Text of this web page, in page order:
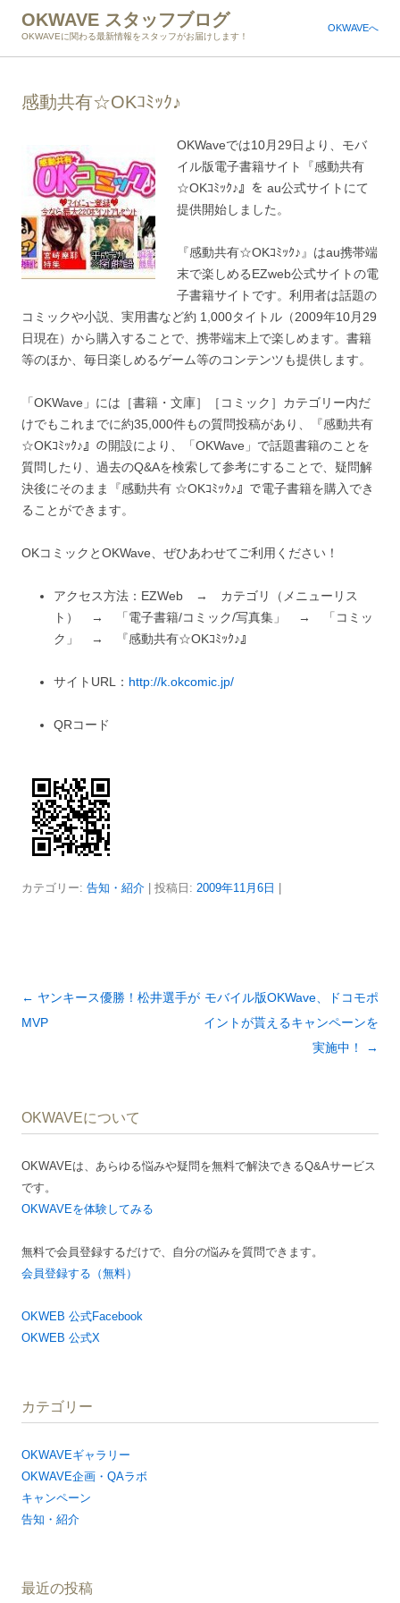
OKWAVE スタッフブログ
OKWAVEに関わる最新情報をスタッフがお届けします！
OKWAVEへ
感動共有☆OKｺﾐｯｸ♪
OKWaveでは10月29日より、モバ
イル版電子書籍サイト『感動共有
☆OKｺﾐｯｸ♪』を au公式サイトにて
提供開始しました。
『感動共有☆OKｺﾐｯｸ♪』はau携帯端
末で楽しめるEZweb公式サイトの電
子書籍サイトです。利用者は話題の
コミックや小説、実用書など約 1,000タイトル（2009年10月29
日現在）から購入することで、携帯端末上で楽しめます。書籍
等のほか、毎日楽しめるゲーム等のコンテンツも提供します。
「OKWave」には［書籍・文庫］［コミック］カテゴリー内だ
けでもこれまでに約35,000件もの質問投稿があり、『感動共有
☆OKｺﾐｯｸ♪』の開設により、「OKWave」で話題書籍のことを
質問したり、過去のQ&Aを検索して参考にすることで、疑問解
決後にそのまま『感動共有 ☆OKｺﾐｯｸ♪』で電子書籍を購入でき
ることができます。
OKコミックとOKWave、ぜひあわせてご利用ください！
アクセス方法：EZWeb → カテゴリ（メニューリス
ト） → 「電子書籍/コミック/写真集」 → 「コミッ
ク」 → 『感動共有☆OKｺﾐｯｸ♪』
サイトURL： http://k.okcomic.jp/
QRコード
カテゴリー: 告知・紹介 | 投稿日: 2009年11月6日
投
稿
ー
ョ
ン
← ヤンキース優勝！松井選手が
MVP
モバイル版OKWave、ドコモポ
イントが貰えるキャンペーンを
実施中！
→
OKWAVEについて
OKWAVEは、あらゆる悩みや疑問を無料で解決できるQ&Aサービス
です。
OKWAVEを体験してみる
無料で会員登録するだけで、自分の悩みを質問できます。
会員登録する（無料）
OKWEB 公式Facebook
OKWEB 公式X
カテゴリー
OKWAVEギャラリー
OKWAVE企画・QAラボ
キャンペーン
告知・紹介
最近の投稿